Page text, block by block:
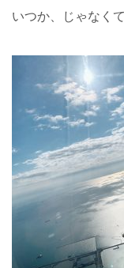
いつか、じゃなくて